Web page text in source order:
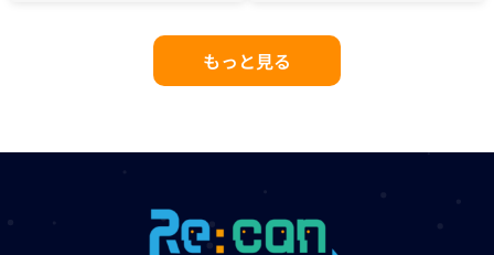
もっと見る